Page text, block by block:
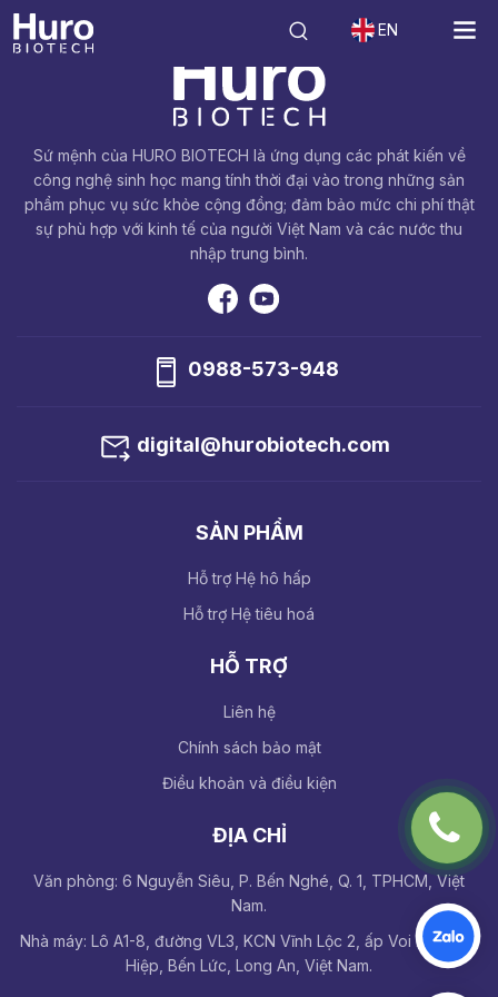
EN
Sứ mệnh của HURO BIOTECH là ứng dụng các phát kiến về
công nghệ sinh học mang tính thời đại vào trong những sản
phẩm phục vụ sức khỏe cộng đồng; đảm bảo mức chi phí thật
sự phù hợp với kinh tế của người Việt Nam và các nước thu
nhập trung bình.
0988-573-948
digital@hurobiotech.com
SẢN PHẨM
Hỗ trợ Hệ hô hấp
Hỗ trợ Hệ tiêu hoá
HỖ TRỢ
Liên hệ
Chính sách bảo mật
Điều khoản và điều kiện
ĐỊA CHỈ
Văn phòng: 6 Nguyễn Siêu, P. Bến Nghé, Q. 1, TPHCM, Việt
Nam.
Nhà máy: Lô A1-8, đường VL3, KCN Vĩnh Lộc 2, ấp Voi Lá, Long
Hiệp, Bến Lức, Long An, Việt Nam.